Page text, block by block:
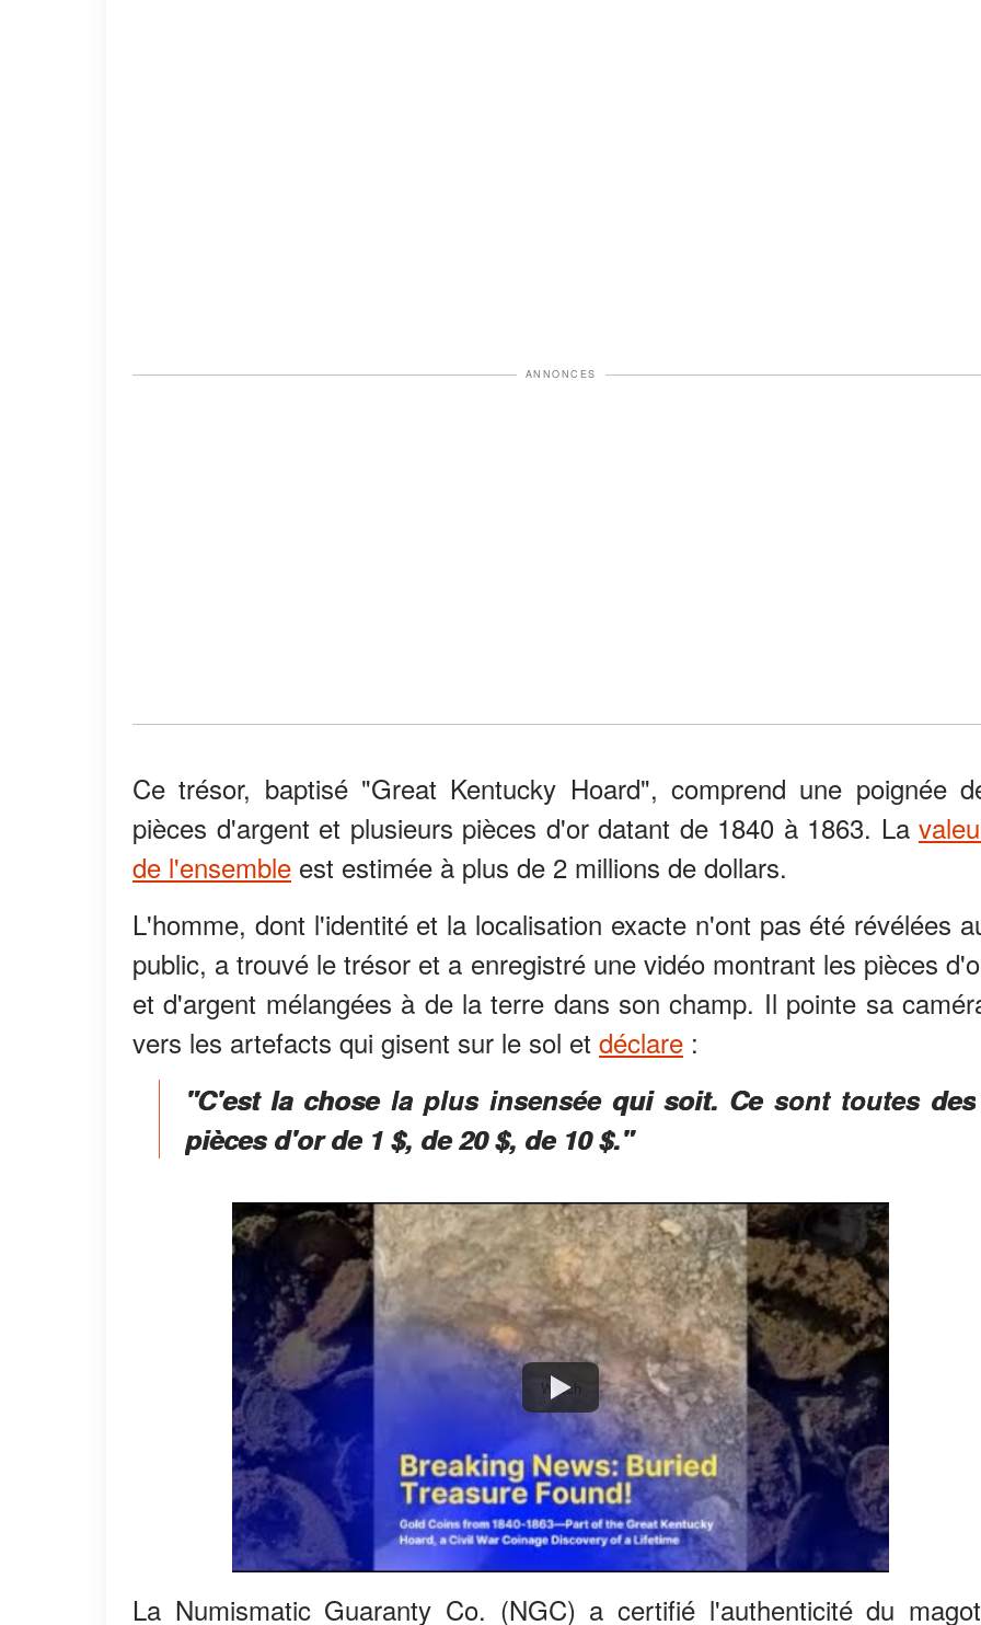
ANNONCES
Ce trésor, baptisé "Great Kentucky Hoard", comprend une poignée
pièces d'argent et plusieurs pièces d'or datant de 1840 à 1863. La
de l'ensemble est estimée à plus de 2 millions de dollars.
L'homme, dont l'identité et la localisation exacte n'ont pas été révélées
public, a trouvé le trésor et a enregistré une vidéo montrant les pièces
et d'argent mélangées à de la terre dans son champ. Il pointe sa
vers les artefacts qui gisent sur le sol et déclare :
"C'est la chose la plus insensée qui soit. Ce sont toutes des
pièces d'or de 1 $, de 20 $, de 10 $."
Watch
La Numismatic Guaranty Co. (NGC) a certifié l'authenticité du